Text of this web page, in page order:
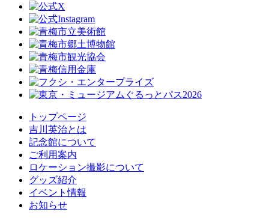
トップページ
吉川英治とは
記念館について
ご利用案内
ロケーション撮影について
グッズ紹介
イベント情報
お知らせ